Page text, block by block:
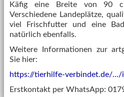
Käfig eine Breite von 90
Verschiedene Landeplätze,
viel Frischfutter und eine
natürlich ebenfalls.
Weitere Informationen zur
Sie hier:
https://tierhilfe-verbindet.de/.../
Erstkontakt per WhatsApp: